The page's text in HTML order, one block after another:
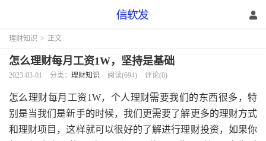
理财知识 > 正文
怎么理财每月工资1W，坚持是基础
2023-03-01 分类： 理财知识 阅读(694) 评论(0)
怎么理财每月工资1W，个人理财需要我们的东西很多，特
别是当我们是新手的时候，我们更需要了解更多的理财方式
和理财项目，这样就可以很好的了解进行理财投资，如果你